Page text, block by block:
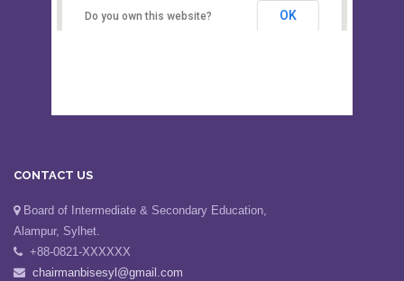
Do you own this website? OK
CONTACT US
Board of Intermediate & Secondary Education,
Alampur, Sylhet.
+88-0821-XXXXXX
chairmanbisesyl@gmail.com